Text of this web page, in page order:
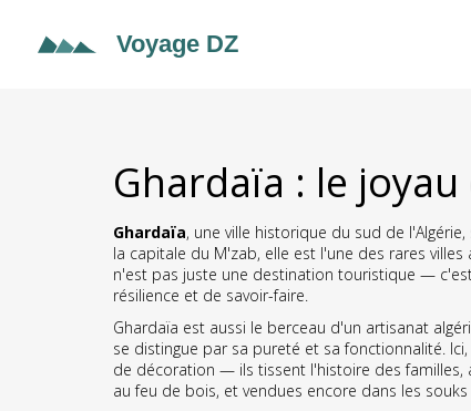
Ghardaïa : le
Ghardaïa, une ville historique du sud de
la capitale du M'zab, elle est l'une des rares
n'est pas juste une destination touristique —
résilience et de savoir-faire.
Ghardaïa est aussi le berceau d'un artisanat
se distingue par sa pureté et sa fonctionnalité.
de décoration — ils tissent l'histoire des familles,
au feu de bois, et vendues encore dans les